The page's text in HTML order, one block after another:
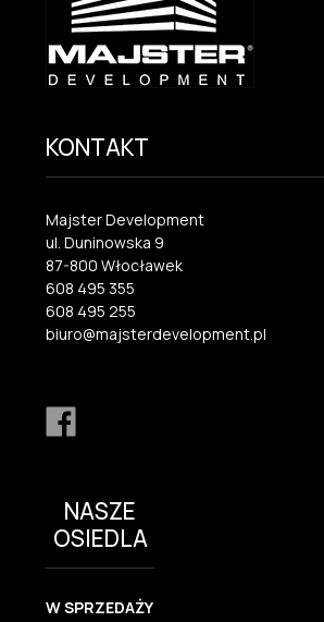
KONTAKT
Majster Development
ul. Duninowska 9
87-800 Włocławek
608 495 355
608 495 255
biuro@majsterdevelopment.pl
NASZE
OSIEDLA
W SPRZEDAŻY